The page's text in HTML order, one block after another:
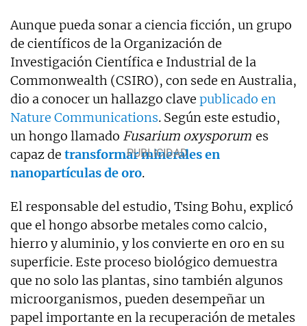
Aunque pueda sonar a ciencia ficción, un grupo
de científicos de la Organización de
Investigación Científica e Industrial de la
Commonwealth (CSIRO), con sede en Australia,
dio a conocer un hallazgo clave publicado en
Nature Communications. Según este estudio,
un hongo llamado Fusarium oxysporum es
capaz de transformar minerales en
nanopartículas de oro.
El responsable del estudio, Tsing Bohu, explicó
que el hongo absorbe metales como calcio,
hierro y aluminio, y los convierte en oro en su
superficie. Este proceso biológico demuestra
que no solo las plantas, sino también algunos
microorganismos, pueden desempeñar un
papel importante en la recuperación de metales